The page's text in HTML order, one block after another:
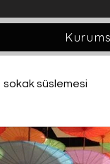
sokak süslemesi